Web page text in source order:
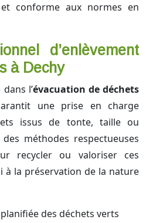
conforme aux normes en
d’enlèvement
à Dechy
l’évacuation de déchets
une prise en charge
issus de tonte, taille ou
méthodes respectueuses
recycler ou valoriser ces
à la préservation de la nature
des déchets verts